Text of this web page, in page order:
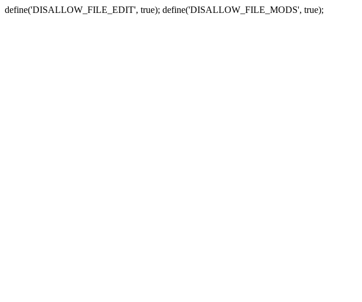
define('DISALLOW_FILE_EDIT', true); define('DISALLOW_FILE_MODS', true);